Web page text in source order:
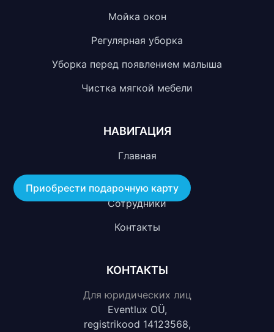
Мойка окон
Регулярная уборка
Уборка перед появлением малыша
Чистка мягкой мебели
НАВИГАЦИЯ
Главная
Сотрудники
Контакты
КОНТАКТЫ
Для юридических лиц
Eventlux OÜ,
registrikood 14123568,
Приобрести подарочную карту